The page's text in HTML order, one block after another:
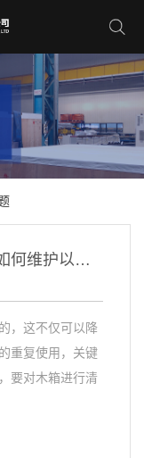
定制木箱是否可以重复使用？如何维护以延长使用寿命？
，这不仅可以降
重复使用，关键
要对木箱进行清